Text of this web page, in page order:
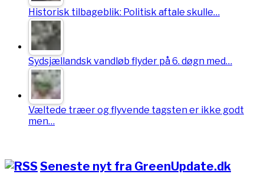
Historisk tilbageblik: Politisk aftale skulle…
Sydsjællandsk vandløb flyder på 6. døgn med…
Væltede træer og flyvende tagsten er ikke godt
men…
Seneste nyt fra GreenUpdate.dk